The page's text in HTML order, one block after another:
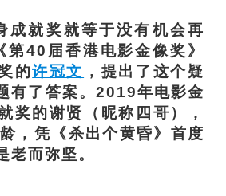
就奖就等于没有机会再
第40届香港电影金像奖》
的许冠文 ，提出了这个疑
有了答案。2019年电影金
奖的谢贤（昵称四哥），
，凭《杀出个黄昏》首度
老而弥坚。